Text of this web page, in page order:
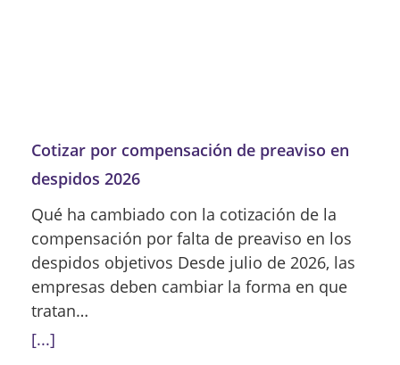
Cotizar por compensación de preaviso en
despidos 2026
Qué ha cambiado con la cotización de la
compensación por falta de preaviso en los
despidos objetivos Desde julio de 2026, las
empresas deben cambiar la forma en que
tratan…
[...]